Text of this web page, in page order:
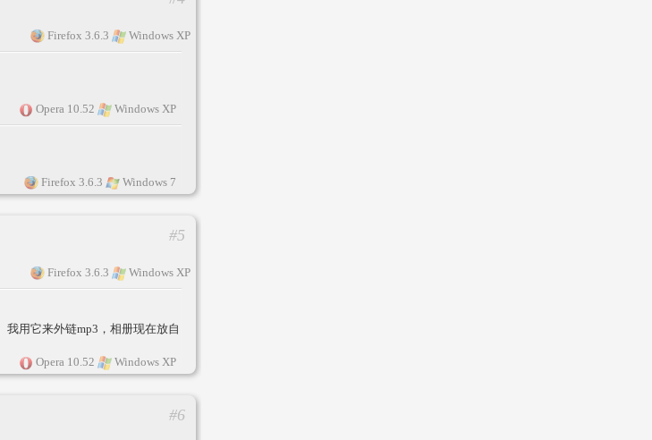
Firefox 3.6.3
Windows XP
Opera 10.52
Windows XP
Firefox 3.6.3
Windows 7
Firefox 3.6.3
Windows XP
#5
用它来外链mp3，相册现在放自
Opera 10.52
Windows XP
#6